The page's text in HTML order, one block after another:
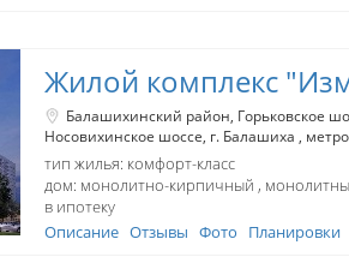
Жилой комплекс
Балашихинский район Горьковское
Носовихинское шоссе г. Балашиха
тип жилья: комфорт-класс
дом: монолитно-кирпичный
в ипотеку
Описание Отзывы Фото Планировки